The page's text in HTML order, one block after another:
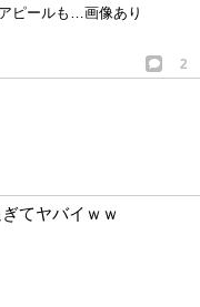
ピールも…画像あり
2
てヤバイｗｗ